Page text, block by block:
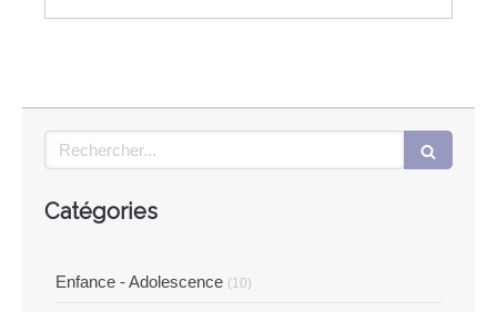
Rechercher
Catégories
Enfance - Adolescence (10)